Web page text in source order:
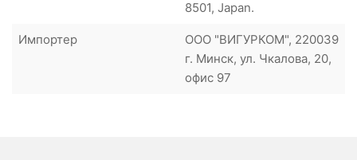
8501, Japan.
Импортер
ООО "ВИГУРКОМ", 220039
г. Минск, ул. Чкалова, 20,
офис 97